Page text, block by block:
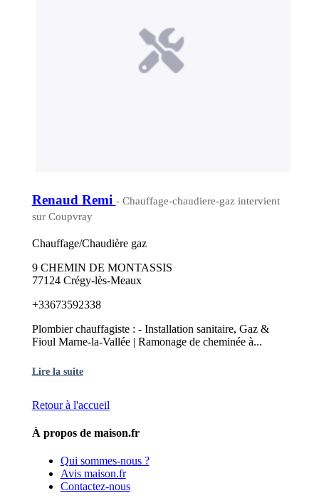
Renaud Remi - Chauffage-chaudiere-gaz intervient
sur Coupvray
Chauffage/Chaudière gaz
9 CHEMIN DE MONTASSIS
77124 Crégy-lès-Meaux
+33673592338
Plombier chauffagiste : - Installation sanitaire, Gaz &
Fioul Marne-la-Vallée | Ramonage de cheminée à...
Lire la suite
Retour à l'accueil
À propos de maison.fr
Qui sommes-nous ?
Avis maison.fr
Contactez-nous